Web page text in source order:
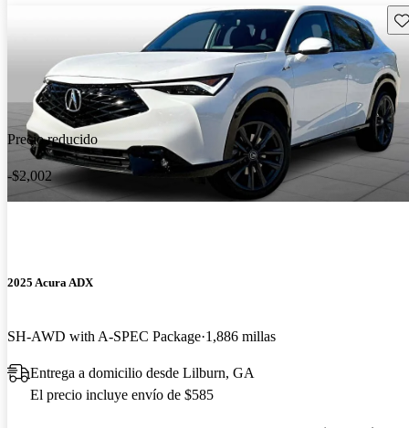
Precio reducido
-$2,002
2025 Acura ADX
SH-AWD with A-SPEC Package 1,886 millas
Entrega a domicilio desde Lilburn, GA
El precio incluye envío de $585